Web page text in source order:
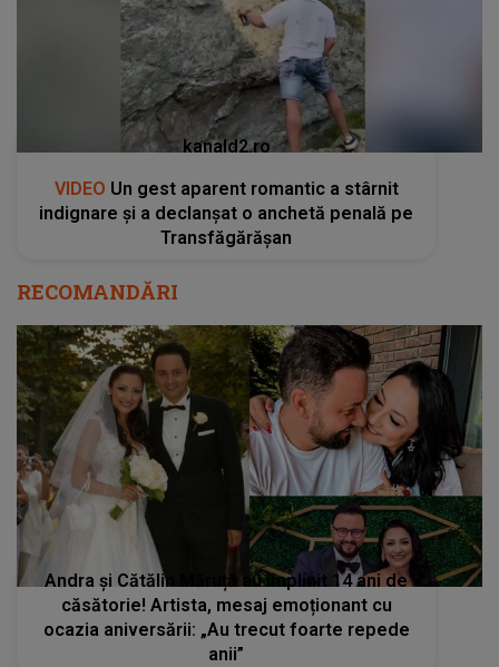
kanald2.ro
VIDEO Un gest aparent romantic a stârnit
indignare și a declanșat o anchetă penală pe
Transfăgărășan
RECOMANDĂRI
Andra și Cătălin Măruță au împlinit 14 ani de
căsătorie! Artista, mesaj emoționant cu
ocazia aniversării: „Au trecut foarte repede
anii”